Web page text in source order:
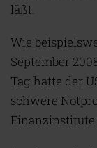
läßt.
Wie
September
Tag hatte der
schwere
Finanzinstitute